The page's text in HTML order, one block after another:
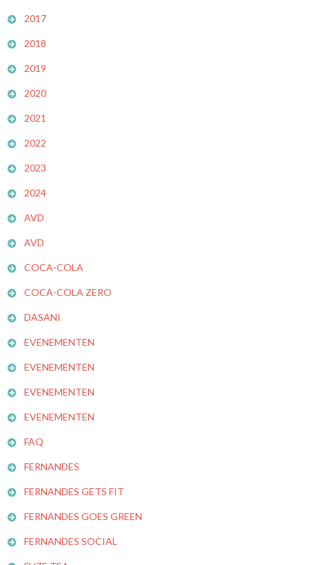
2017
2018
2019
2020
2021
2022
2023
2024
AVD
AVD
COCA-COLA
COCA-COLA ZERO
DASANI
EVENEMENTEN
EVENEMENTEN
EVENEMENTEN
EVENEMENTEN
FAQ
FERNANDES
FERNANDES GETS FIT
FERNANDES GOES GREEN
FERNANDES SOCIAL